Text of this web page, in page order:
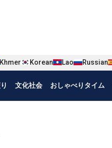
Khmer Korean Lao Russian
文化社会 おしゃべりタイム